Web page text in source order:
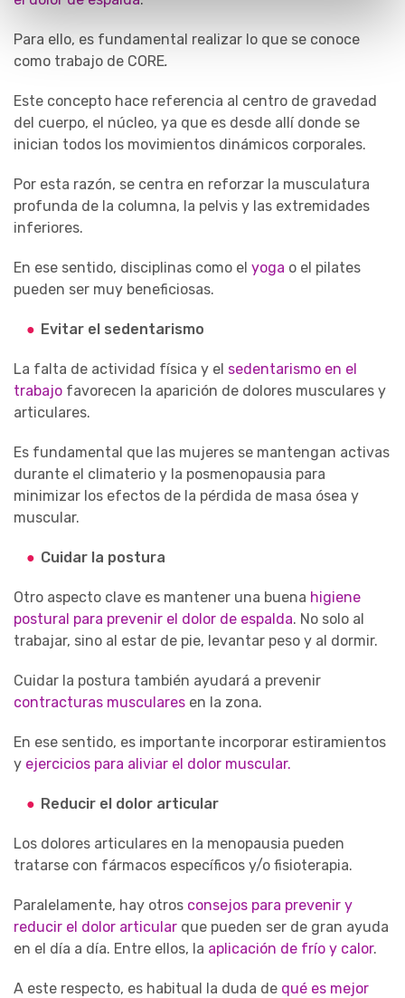
Para ello, es fundamental realizar lo que se conoce
como trabajo de CORE.
Este concepto hace referencia al centro de gravedad
del cuerpo, el núcleo, ya que es desde allí donde se
inician todos los movimientos dinámicos corporales.
Por esta razón, se centra en reforzar la musculatura
profunda de la columna, la pelvis y las extremidades
inferiores.
En ese sentido, disciplinas como el yoga o el pilates
pueden ser muy beneficiosas.
Evitar el sedentarismo
La falta de actividad física y el sedentarismo en el
trabajo favorecen la aparición de dolores musculares y
articulares.
Es fundamental que las mujeres se mantengan activas
durante el climaterio y la posmenopausia para
minimizar los efectos de la pérdida de masa ósea y
muscular.
Cuidar la postura
Otro aspecto clave es mantener una buena higiene
postural para prevenir el dolor de espalda. No solo al
trabajar, sino al estar de pie, levantar peso y al dormir.
Cuidar la postura también ayudará a prevenir
contracturas musculares en la zona.
En ese sentido, es importante incorporar estiramientos
y ejercicios para aliviar el dolor muscular.
Reducir el dolor articular
Los dolores articulares en la menopausia pueden
tratarse con fármacos específicos y/o fisioterapia.
Paralelamente, hay otros consejos para prevenir y
reducir el dolor articular que pueden ser de gran ayuda
en el día a día. Entre ellos, la aplicación de frío y calor.
A este respecto, es habitual la duda de qué es mejor